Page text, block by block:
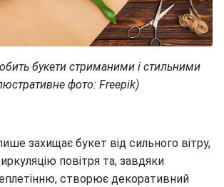
букети стриманими і стильними
фото: Freepik)
захищає букет від сильного вітру,
повітря та, завдяки
створює декоративний